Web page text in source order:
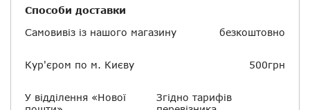
Способи доставки
Самовивіз із нашого магазину
безкоштовно
Кур'єром по м. Києву 500грн
У відділення «Нової
Згідно тарифів